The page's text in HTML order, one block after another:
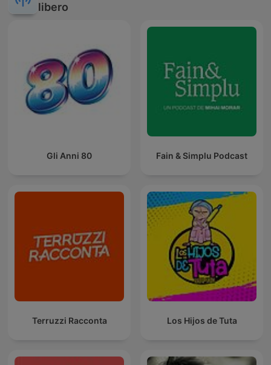
libero
Gli Anni 80 Fain & Simplu Podcast
Terruzzi Racconta Los Hijos de Tuta